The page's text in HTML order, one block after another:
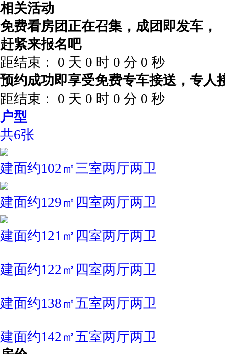
相关活动
免费看房团正在召集，成团即发车，
赶紧来报名吧
距结束：
0 天 0 时 0 分 0 秒
预约成功即享受免费专车接送，专人
距结束：
0 天 0 时 0 分 0 秒
户型
共6张
建面约102㎡三室两厅两卫
建面约129㎡四室两厅两卫
建面约121㎡四室两厅两卫
建面约122㎡四室两厅两卫
建面约138㎡五室两厅两卫
建面约142㎡五室两厅两卫